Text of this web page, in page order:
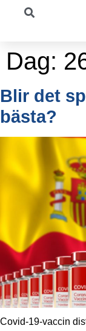
Dag:
Blir det
bästa?
Covid-19-vaccin